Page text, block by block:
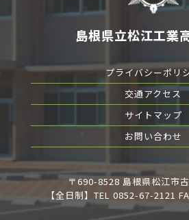
島根県立松江工業
プライバシーポリ
交通アクセス
サイトマップ
お問い合わせ
〒690-8528 島根県松江市
【全日制】TEL 0852-67-2121